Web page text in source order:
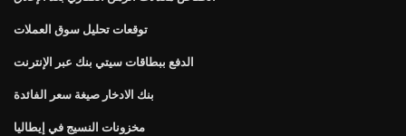
توقعات تحليل سوق العملات
الدفع ببطاقات سيتي بنك عبر الإنترنت
بنك الادخار صيغة سعر الفائدة
مخزونات النسيج في إيطاليا